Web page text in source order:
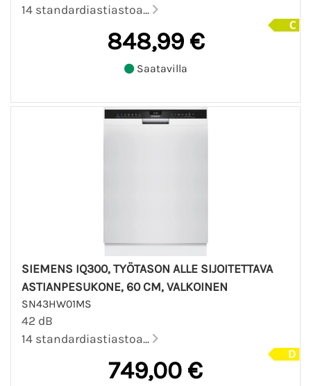
14 standardiastiastoa...
848,99 €
Saatavilla
SIEMENS IQ300, TYÖTASON ALLE SIJOITETTAVA
ASTIANPESUKONE, 60 CM, VALKOINEN
SN43HW01MS
42 dB
14 standardiastiastoa...
749,00 €